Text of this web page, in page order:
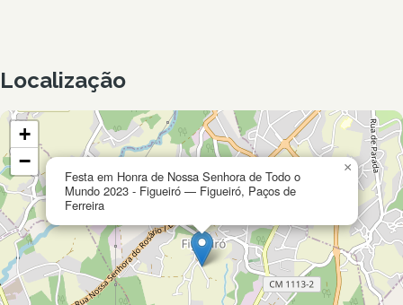
Localização
Festa em Honra de Nossa Senhora de Todo o
Mundo 2023 - Figueiró — Figueiró, Paços de
Ferreira
×
+
−